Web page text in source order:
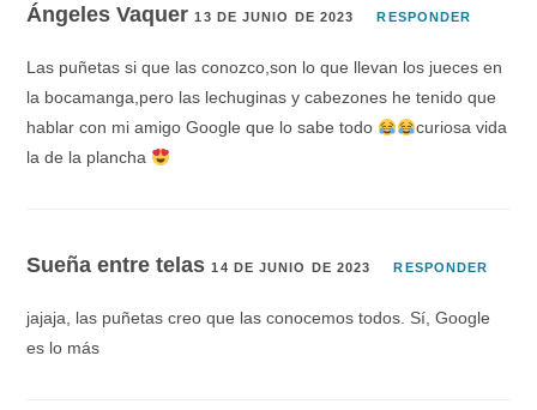
Ángeles Vaquer13 DE JUNIO DE 2023 RESPONDER
Las puñetas si que las conozco,son lo que llevan los jueces en
la bocamanga,pero las lechuginas y cabezones he tenido que
hablar con mi amigo Google que lo sabe todo
curiosa vida
la de la plancha
Sueña entre telas14 DE JUNIO DE 2023 RESPONDER
jajaja, las puñetas creo que las conocemos todos. Sí, Google
es lo más